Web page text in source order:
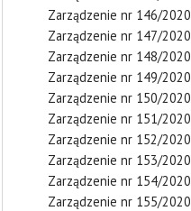
Zarządzenie nr 146/2020
Zarządzenie nr 147/2020
Zarządzenie nr 148/2020
Zarządzenie nr 149/2020
Zarządzenie nr 150/2020
Zarządzenie nr 151/2020
Zarządzenie nr 152/2020
Zarządzenie nr 153/2020
Zarządzenie nr 154/2020
Zarządzenie nr 155/2020